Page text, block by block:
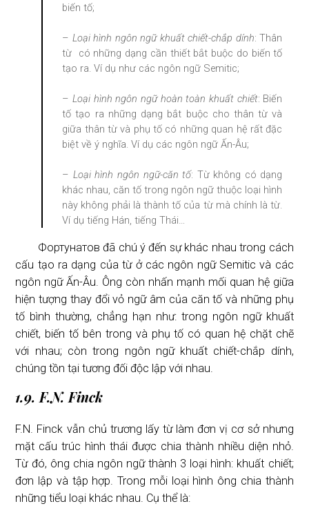
biến tố;
– Loại hình ngôn ngữ khuất chiết-chắp dính: Thân
từ có những dạng cần thiết bắt buộc do biến tố
tạo ra. Ví dụ như các ngôn ngữ Semitic;
– Loại hình ngôn ngữ hoàn toàn khuất chiết: Biến
tố tạo ra những dạng bắt buộc cho thân từ và
giữa thân từ và phụ tố có những quan hệ rất đặc
biệt về ý nghĩa. Ví dụ các ngôn ngữ Ấn-Âu;
– Loại hình ngôn ngữ-căn tố: Từ không có dạng
khác nhau, căn tố trong ngôn ngữ thuộc loại hình
này không phải là thành tố của từ mà chính là từ.
Ví dụ tiếng Hán, tiếng Thái…
Фортунатов đã chú ý đến sự khác nhau trong cách
cấu tạo ra dạng của từ ở các ngôn ngữ Semitic và các
ngôn ngữ Ấn-Âu. Ông còn nhấn mạnh mối quan hệ giữa
hiện tượng thay đổi vỏ ngữ âm của căn tố và những phụ
tố bình thường, chẳng hạn như: trong ngôn ngữ khuất
chiết, biến tố bên trong và phụ tố có quan hệ chặt chẽ
với nhau; còn trong ngôn ngữ khuất chiết-chắp dính,
chúng tồn tại tương đối độc lập với nhau.
1.9. F.N. Finck
F.N. Finck vẫn chủ trương lấy từ làm đơn vị cơ sở nhưng
mặt cấu trúc hình thái được chia thành nhiều diện nhỏ.
Từ đó, ông chia ngôn ngữ thành 3 loại hình: khuất chiết;
đơn lập và tập hợp. Trong mỗi loại hình ông chia thành
những tiểu loại khác nhau. Cụ thể là: